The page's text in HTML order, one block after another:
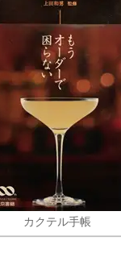
カクテル手帳